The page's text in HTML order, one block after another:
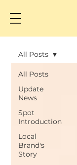
All Posts
Update
News
Spot
Introduction
Local
Brand's
Story
All Posts